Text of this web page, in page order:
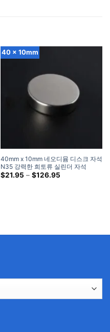
40 x 10mm
40mm x 10mm 네오디뮴 디스크 자석
N35 강력한 희토류 실린더 자석
40x10mm 대형 원형 자석 판매
$21.95 – $126.95가